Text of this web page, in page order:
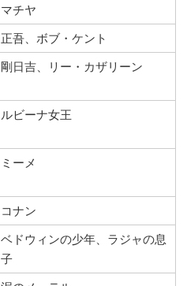
マチヤ
正吾、ボブ・ケント
剛日吉、リー・カザリーン
ルビーナ女王
ミーメ
コナン
ベドウィンの少年、ラジャの息
子